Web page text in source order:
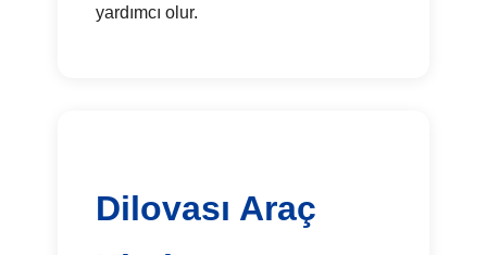
yardımcı olur.
Dilovası Araç